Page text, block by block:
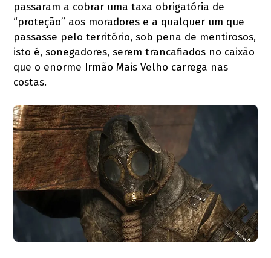
passaram a cobrar uma taxa obrigatória de
“proteção” aos moradores e a qualquer um que
passasse pelo território, sob pena de mentirosos,
isto é, sonegadores, serem trancafiados no caixão
que o enorme Irmão Mais Velho carrega nas
costas.